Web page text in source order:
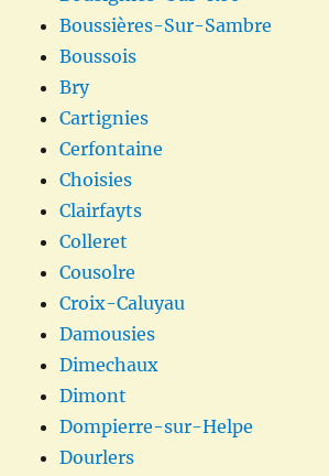
Boussières-Sur-Sambre
Boussois
Bry
Cartignies
Cerfontaine
Choisies
Clairfayts
Colleret
Cousolre
Croix-Caluyau
Damousies
Dimechaux
Dimont
Dompierre-sur-Helpe
Dourlers